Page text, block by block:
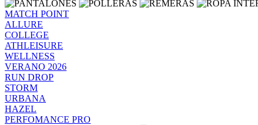
MATCH POINT
ALLURE
COLLEGE
ATHLEISURE
WELLNESS
VERANO 2026
RUN DROP
STORM
URBANA
HAZEL
PERFOMANCE PRO